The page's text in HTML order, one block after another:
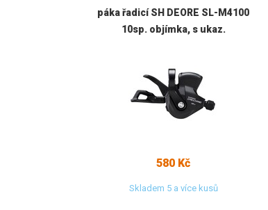
páka řadicí SH DEORE SL-M4100
10sp. objímka, s ukaz.
580 Kč
Skladem 5 a více kusů